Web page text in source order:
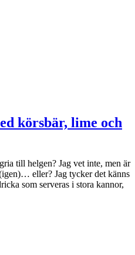
körsbär, lime och
till helgen? Jag vet inte, men är
eller? Jag tycker det känns
som serveras i stora kannor,